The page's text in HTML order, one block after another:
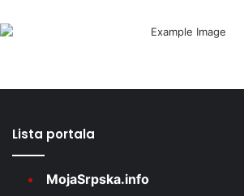
Lista portala
MojaSrpska.info